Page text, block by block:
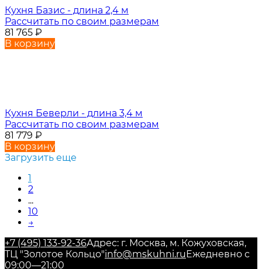
Кухня Базис - длина 2,4 м
Рассчитать по своим размерам
81 765 ₽
В корзину
Кухня Беверли - длина 3,4 м
Рассчитать по своим размерам
81 779 ₽
В корзину
Загрузить еще
1
2
...
10
→
+7 (495) 133-92-36Адрес: г. Москва, м. Кожуховская,
ТЦ "Золотое Кольцо"info@mskuhni.ruЕжедневно с
09:00—21:00